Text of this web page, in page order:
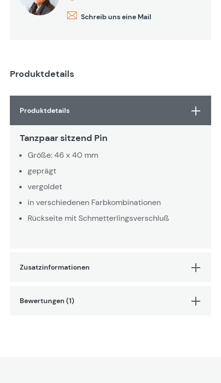
Schreib uns eine Mail
Produktdetails
Produktdetails
Tanzpaar sitzend Pin
Größe: 46 x 40 mm
geprägt
vergoldet
in verschiedenen Farbkombinationen
Rückseite mit Schmetterlingsverschluß
Zusatzinformationen
Bewertungen (1)